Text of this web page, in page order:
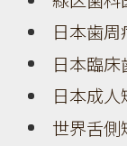
日本歯
日本臨
日本成
世界舌側